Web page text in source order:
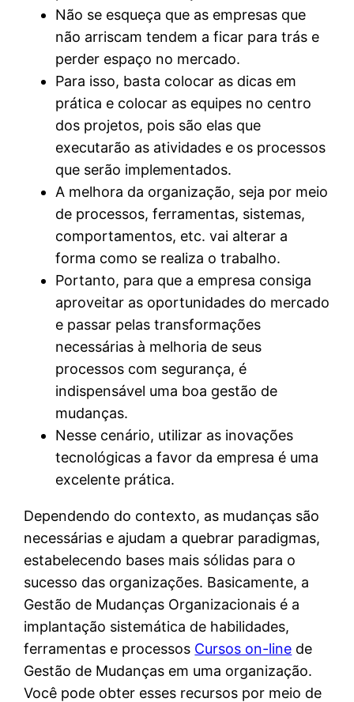
Não se esqueça que as empresas que
não arriscam tendem a ficar para trás e
perder espaço no mercado.
Para isso, basta colocar as dicas em
prática e colocar as equipes no centro
dos projetos, pois são elas que
executarão as atividades e os processos
que serão implementados.
A melhora da organização, seja por meio
de processos, ferramentas, sistemas,
comportamentos, etc. vai alterar a
forma como se realiza o trabalho.
Portanto, para que a empresa consiga
aproveitar as oportunidades do mercado
e passar pelas transformações
necessárias à melhoria de seus
processos com segurança, é
indispensável uma boa gestão de
mudanças.
Nesse cenário, utilizar as inovações
tecnológicas a favor da empresa é uma
excelente prática.
Dependendo do contexto, as mudanças são
necessárias e ajudam a quebrar paradigmas,
estabelecendo bases mais sólidas para o
sucesso das organizações. Basicamente, a
Gestão de Mudanças Organizacionais é a
implantação sistemática de habilidades,
ferramentas e processos Cursos on-line de
Gestão de Mudanças em uma organização.
Você pode obter esses recursos por meio de